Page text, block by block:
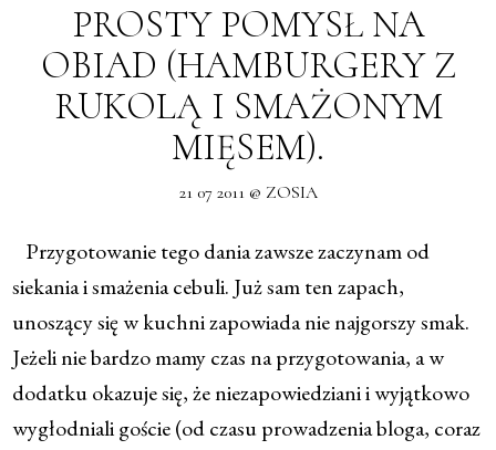
PROSTY POMYSŁ NA
OBIAD (HAMBURGERY Z
RUKOLĄ I SMAŻONYM
MIĘSEM).
21 07 2011 @ ZOSIA
Przygotowanie tego dania zawsze zaczynam od
siekania i smażenia cebuli. Już sam ten zapach,
unoszący się w kuchni zapowiada nie najgorszy smak.
Jeżeli nie bardzo mamy czas na przygotowania, a w
dodatku okazuje się, że niezapowiedziani i wyjątkowo
wygłodniali goście (od czasu prowadzenia bloga, coraz